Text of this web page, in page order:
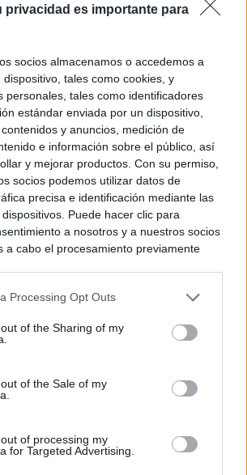
privacidad es importante para
socios almacenamos o accedemos a
tales como cookies, y
personales, tales como identificadores
estándar enviada por un dispositivo,
y anuncios, medición de
e información sobre el público, así
y mejorar productos. Con su permiso,
socios podemos utilizar datos de
precisa e identificación mediante las
Puede hacer clic para
a nosotros y a nuestros socios
a cabo el procesamiento previamente
Tenga en cuenta que algún
pero usted tiene el derecho de
Sus preferencias se aplicarán
entrando de nuevo en este sitio web o
de privacidad.
Processing Opt Outs
of the Sharing of my
of the Sale of my
of processing my
for Targeted Advertising.